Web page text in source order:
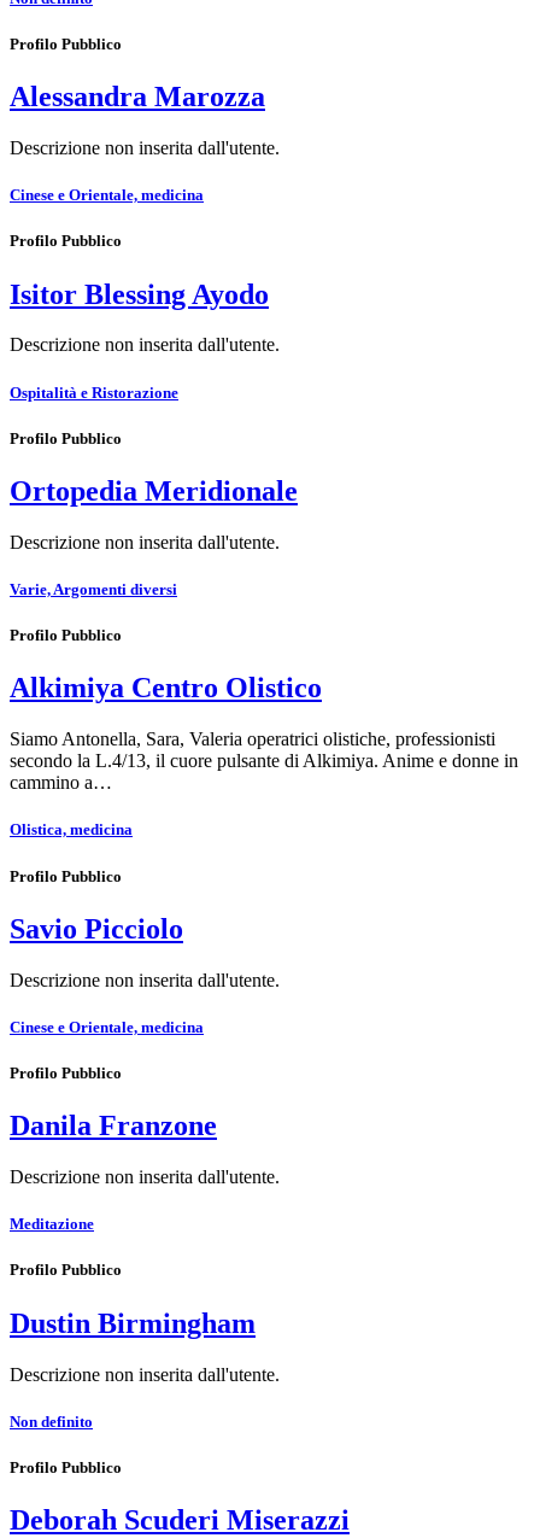
Profilo Pubblico
Alessandra Marozza
Descrizione non inserita dall'utente.
Cinese e Orientale, medicina
Profilo Pubblico
Isitor Blessing Ayodo
Descrizione non inserita dall'utente.
Ospitalità e Ristorazione
Profilo Pubblico
Ortopedia Meridionale
Descrizione non inserita dall'utente.
Varie, Argomenti diversi
Profilo Pubblico
Alkimiya Centro Olistico
Siamo Antonella, Sara, Valeria operatrici olistiche, professionisti
secondo la L.4/13, il cuore pulsante di Alkimiya. Anime e donne in
cammino a…
Olistica, medicina
Profilo Pubblico
Savio Picciolo
Descrizione non inserita dall'utente.
Cinese e Orientale, medicina
Profilo Pubblico
Danila Franzone
Descrizione non inserita dall'utente.
Meditazione
Profilo Pubblico
Dustin Birmingham
Descrizione non inserita dall'utente.
Non definito
Profilo Pubblico
Deborah Scuderi Miserazzi